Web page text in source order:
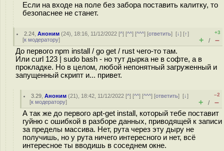
Если на входе на поле без забора поставить калитку, то
безопаснее не станет.
2.24 ,Аноним (24), 18:16, 11/12/2022 [^] [^^] [^^^] [ответить][↓] [↑]
[к модератору]
+3
+ / –
До первого npm install / go get / rust чего-то там.
Или curl 123 | sudo bash - но тут дырка не в софте, а в
прокладке. Но в целом, любой непонятный загруженный и
запущенный скрипт и... привет.
3.29 ,Аноним (21), 18:42, 11/12/2022 [^] [^^] [^^^] [ответить][↓]
[к модератору]
–2
+ / –
А так же до первого apt-get install, который тебе поставит
гуйню с ошибкой в разборе данных, приводящей к записи
за пределы массива. Нет, рута через эту дыру не
получишь, но у рута ничего интересного и нет, всё
интересное ты вводишь в соседнем окне.